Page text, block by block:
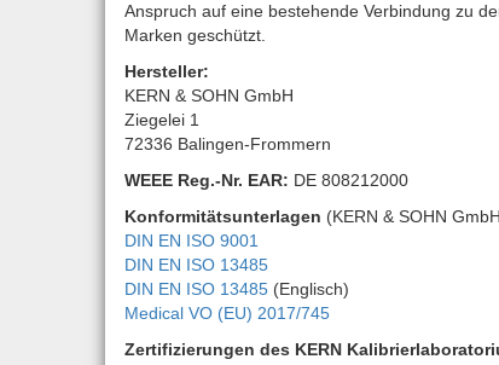
Anspruch auf eine bestehende Verbindung zu
Marken geschützt.
Hersteller:
KERN & SOHN GmbH
Ziegelei 1
72336 Balingen-Frommern
WEEE Reg.-Nr. EAR: DE 808212000
Konformitätsunterlagen (KERN & SOHN
DIN EN ISO 9001
DIN EN ISO 13485
DIN EN ISO 13485 (Englisch)
Medical VO (EU) 2017/745
Zertifizierungen des KERN